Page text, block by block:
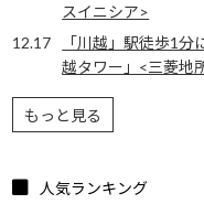
スイニシア>
12.17
「川越」駅徒歩1
越タワー」<三菱地
もっと見る
人気ランキング